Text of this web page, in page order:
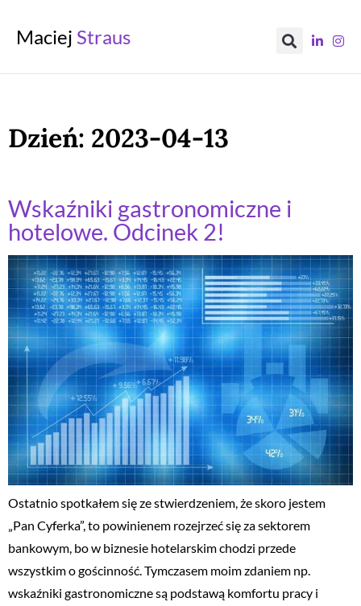
Maciej Straus
Dzień: 2023-04-13
Wskaźniki gastronomiczne i
hotelowe. Odcinek 2!
Ostatnio spotkałem się ze stwierdzeniem, że skoro jestem
„Pan Cyferka”, to powinienem rozejrzeć się za sektorem
bankowym, bo w biznesie hotelarskim chodzi przede
wszystkim o gościnność. Tymczasem moim zdaniem np.
wskaźniki gastronomiczne są podstawą komfortu pracy i